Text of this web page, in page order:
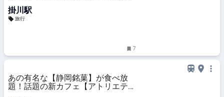
掛川駅
旅行
7
あの有名な【静岡銘菓】が食べ放
題！話題の新カフェ【アトリエテラ